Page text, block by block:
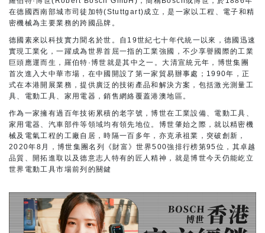
在德國西南部城市司徒加特(Stuttgart)成立，是一家以工程、電子和精
密機械為主要業務的跨國品牌。
德國素來以科技實力聞名於世。自19世紀七十年代統一以來，德國迅速
實現工業化，一躍成為世界首屈一指的工業強國，不少享譽國際的工業
巨頭應運而生，羅伯特·博世就是其中之一。大清宣統元年，博世集團
首次進入大中華市場，在中國開設了第一家貿易辦事處；1990年，正
式在本港開展業務，提供廣泛的技術產品和解決方案，包括激光測量工
具、電動工具、家用電器，銷售網絡覆蓋港澳地區。
作為一家擁有過百年技術累積的老字號，博世在工業設備、電動工具、
家用電器、汽車部件等領域均有領先地位。博世肇始之際，就以精密機
械及電氣工程的工廠自居，時隔一百多年，亦克承祖業，突破創新，
2020年8月，博世集團名列《財富》世界500強排行榜第95位，其卓越
品質、開拓進取以及德意志人特有的匠人精神，就是博世今天仍能屹立
世界電動工具市場前列的關鍵